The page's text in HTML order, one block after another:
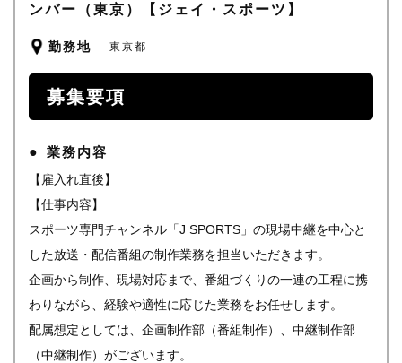
ンバー（東京）【ジェイ・スポーツ】
勤務地 東京都
募集要項
業務内容
【雇入れ直後】
【仕事内容】
スポーツ専門チャンネル「J SPORTS」の現場中継を中心と
した放送・配信番組の制作業務を担当いただきます。
企画から制作、現場対応まで、番組づくりの一連の工程に携
わりながら、経験や適性に応じた業務をお任せします。
配属想定としては、企画制作部（番組制作）、中継制作部
（中継制作）がございます。